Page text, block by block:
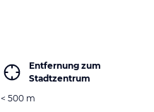
Entfernung zum
Stadtzentrum
< 500 m